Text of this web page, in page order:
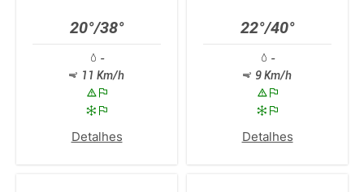
20°/38°
-
11 Km/h
Detalhes
22°/40°
-
9 Km/h
Detalhes